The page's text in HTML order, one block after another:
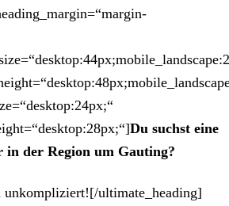
Du suchst eine
in der Region um Gauting?
ultimate_heading]